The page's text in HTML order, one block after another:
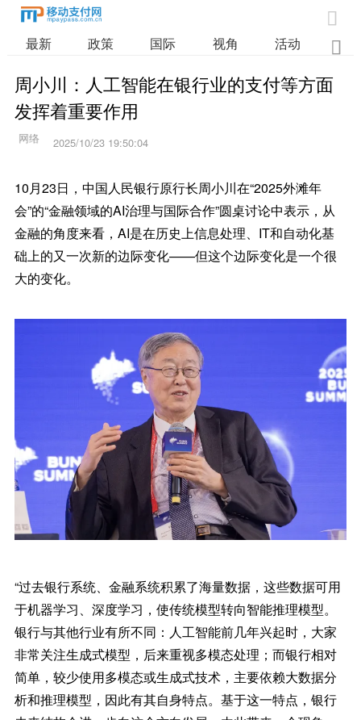

最新 政策 国际 视角 活动 业

周小川：人工智能在银行业的支付等方面
发挥着重要作用
2025/10/23 19:50:04
10月23日，中国人民银行原行长周小川在“2025外滩年
会”的“金融领域的AI治理与国际合作”圆桌讨论中表示，从
金融的角度来看，AI是在历史上信息处理、IT和自动化基
础上的又一次新的边际变化——但这个边际变化是一个很
大的变化。
“过去银行系统、金融系统积累了海量数据，这些数据可用
于机器学习、深度学习，使传统模型转向智能推理模型。
银行与其他行业有所不同：人工智能前几年兴起时，大家
非常关注生成式模型，后来重视多模态处理；而银行相对
简单，较少使用多模态或生成式技术，主要依赖大数据分
析和推理模型，因此有其自身特点。基于这一特点，银行